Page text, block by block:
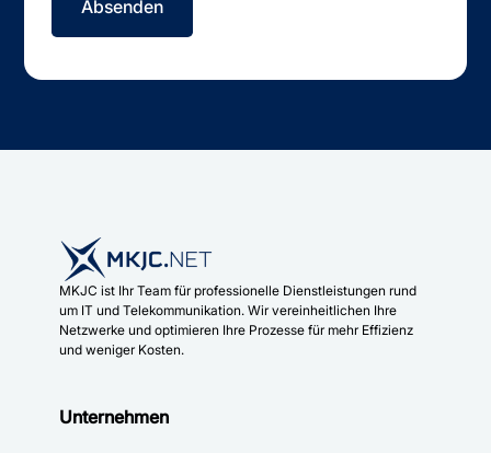
MKJC ist Ihr Team für professionelle Dienstleistungen rund
um IT und Telekommunikation. Wir vereinheitlichen Ihre
Netzwerke und optimieren Ihre Prozesse für mehr Effizienz
und weniger Kosten.
Unternehmen